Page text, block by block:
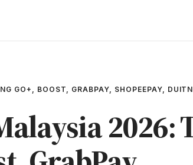
GO+, BOOST, GRABPAY, SHOPEEPAY,
2026: